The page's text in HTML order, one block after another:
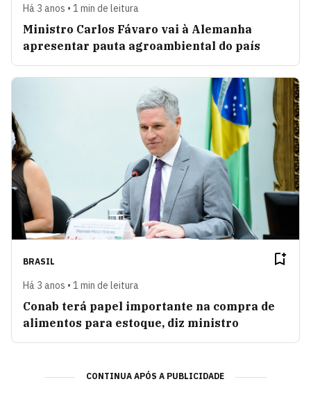
Há 3 anos • 1 min de leitura
Ministro Carlos Fávaro vai à Alemanha
apresentar pauta agroambiental do país
BRASIL
Há 3 anos • 1 min de leitura
Conab terá papel importante na compra de
alimentos para estoque, diz ministro
CONTINUA APÓS A PUBLICIDADE